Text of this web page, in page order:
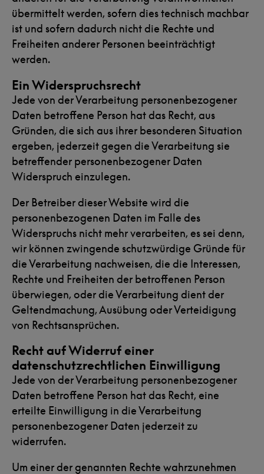
übermittelt werden, sofern dies technisch machbar
ist und sofern dadurch nicht die Rechte und
Freiheiten anderer Personen beeinträchtigt
werden.
Ein Widerspruchsrecht
Jede von der Verarbeitung personenbezogener
Daten betroffene Person hat das Recht, aus
Gründen, die sich aus ihrer besonderen Situation
ergeben, jederzeit gegen die Verarbeitung sie
betreffender personenbezogener Daten
Widerspruch einzulegen.
Der Betreiber dieser Website wird die
personenbezogenen Daten im Falle des
Widerspruchs nicht mehr verarbeiten, es sei denn,
wir können zwingende schutzwürdige Gründe für
die Verarbeitung nachweisen, die die Interessen,
Rechte und Freiheiten der betroffenen Person
überwiegen, oder die Verarbeitung dient der
Geltendmachung, Ausübung oder Verteidigung
von Rechtsansprüchen.
Recht auf Widerruf einer
datenschutzrechtlichen Einwilligung
Jede von der Verarbeitung personenbezogener
Daten betroffene Person hat das Recht, eine
erteilte Einwilligung in die Verarbeitung
personenbezogener Daten jederzeit zu
widerrufen.
Um einer der genannten Rechte wahrzunehmen